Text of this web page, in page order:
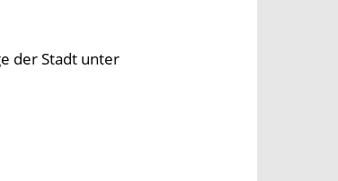
der Stadt unter